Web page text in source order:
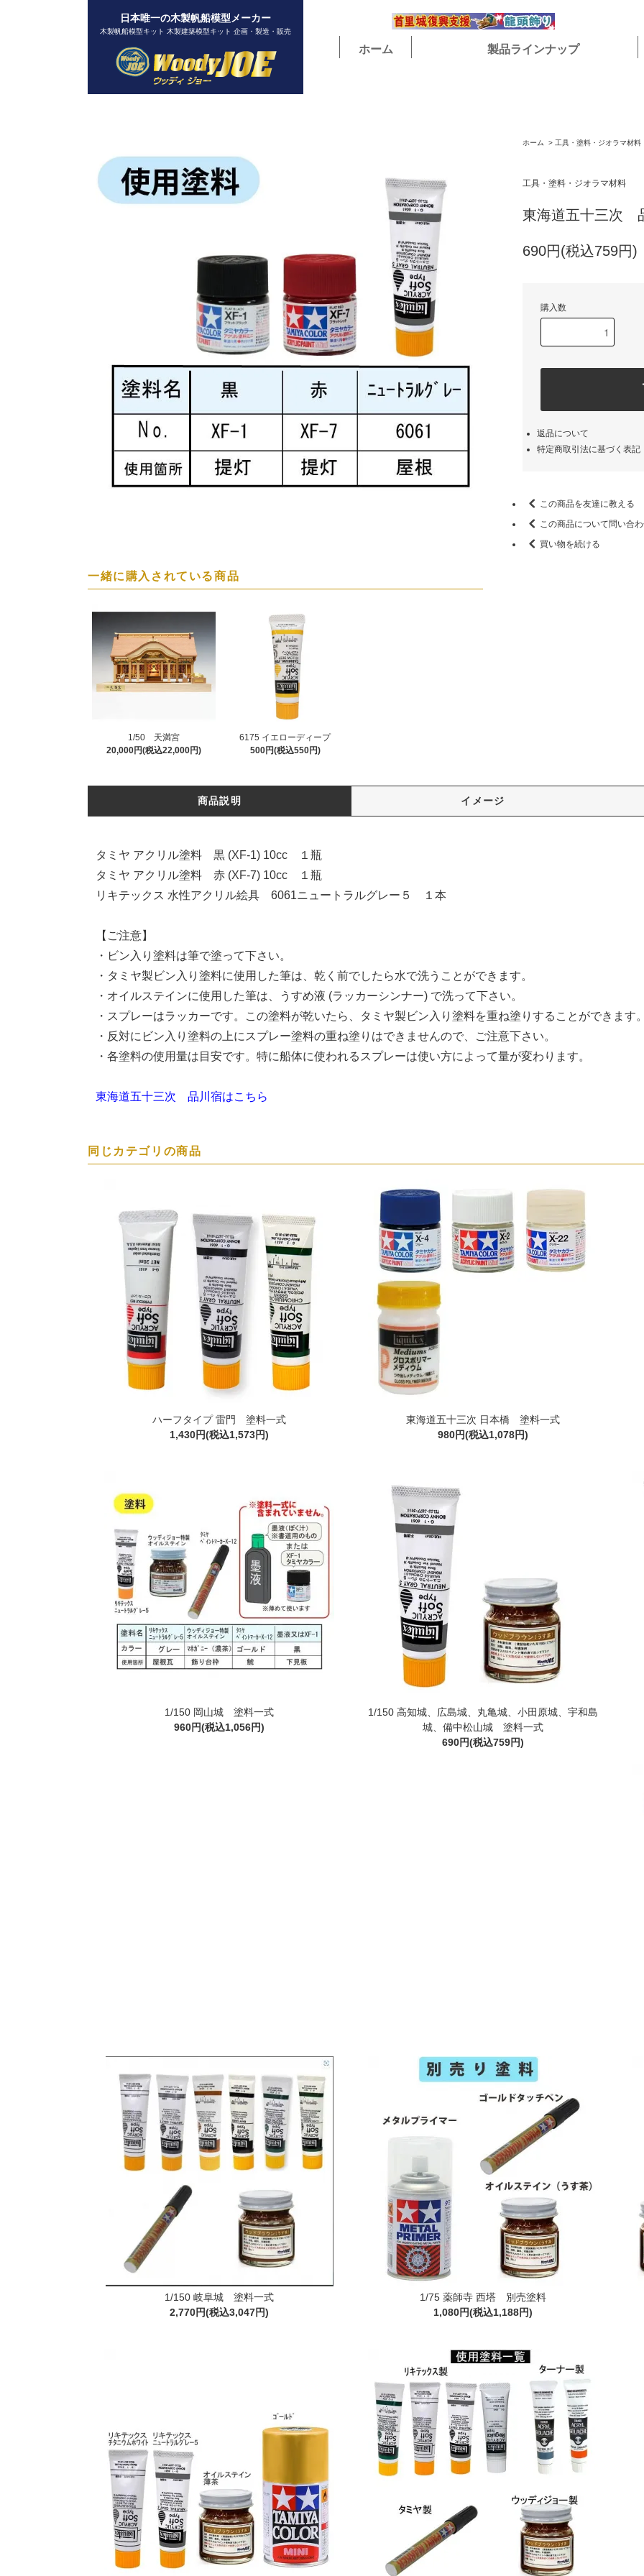
ホーム 製品ラインナップ
日本唯一の木製帆船模型メーカー
木製帆船模型キット 木製建築模型キット 企画・製造・販売
一緒に購入されている商品
1/50 天満宮
20,000円(税込22,000円)
6175 イエローディープ
500円(税込550円)
ホーム > 工具・塗料・ジオラマ材料
工具・塗料・ジオラマ材料
東海道五十三次
690円(税込759円)
購入数
返品について
特定商取引法に基づく表記
この商品を友達に教える
この商品について問い合
買い物を続ける
商品説明 イメージ
タミヤ アクリル塗料 黒 (XF-1) 10cc １瓶
タミヤ アクリル塗料 赤 (XF-7) 10cc １瓶
リキテックス 水性アクリル絵具 6061ニュートラルグレー５ １本
【ご注意】
・ビン入り塗料は筆で塗って下さい。
・タミヤ製ビン入り塗料に使用した筆は、乾く前でしたら水で洗うことができます。
・オイルステインに使用した筆は、うすめ液 (ラッカーシンナー) で洗って下さい。
・スプレーはラッカーです。この塗料が乾いたら、タミヤ製ビン入り塗料を重ね塗りすることができます
・反対にビン入り塗料の上にスプレー塗料の重ね塗りはできませんので、ご注意下さい。
・各塗料の使用量は目安です。特に船体に使われるスプレーは使い方によって量が変わります。
東海道五十三次 品川宿はこちら
同じカテゴリの商品
ハーフタイプ 雷門 塗料一式
1,430円(税込1,573円)
東海道五十三次 日本橋 塗料一式
980円(税込1,078円)
1/150 岡山城 塗料一式
960円(税込1,056円)
1/150 高知城、広島城、丸亀城、小田原城、宇和島
城、備中松山城 塗料一式
690円(税込759円)
1/150 岐阜城 塗料一式
2,770円(税込3,047円)
1/75 薬師寺 西塔 別売塗料
1,080円(税込1,188円)